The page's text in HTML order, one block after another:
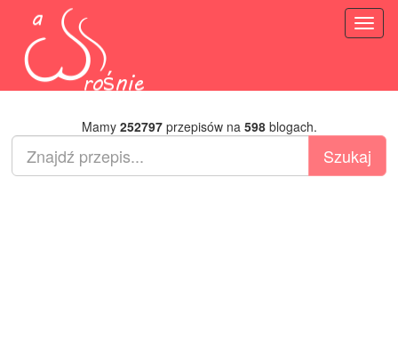
Mamy 252797przepisów na 598blogach.